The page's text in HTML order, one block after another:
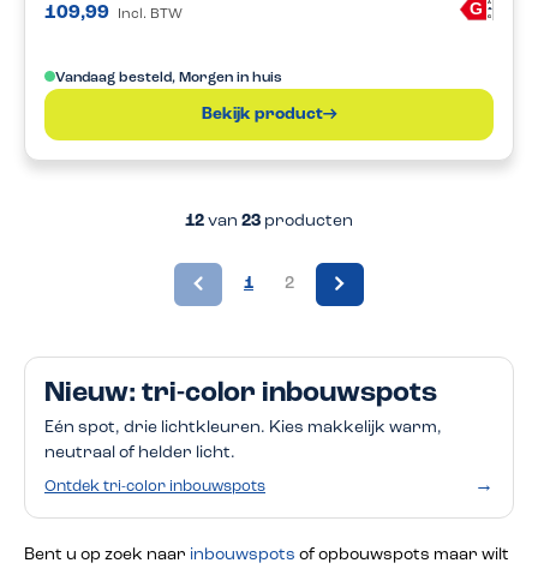
109,99 Incl. BTW G A
G
Vandaag besteld, Morgen in huis
Bekijk product
12 van 23 producten
1 2
Nieuw: tri-color inbouwspots
Eén spot, drie lichtkleuren. Kies makkelijk warm,
neutraal of helder licht.
Ontdek tri-color inbouwspots →
Bent u op zoek naar inbouwspots of opbouwspots maar wilt